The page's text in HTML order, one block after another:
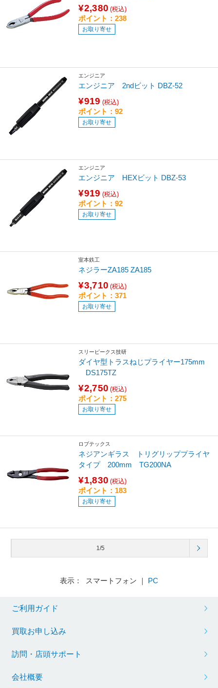
¥2,380 (税込)
ポイント：238
お取り寄せ
エンジニア
エンジニア 2ndビット DBZ-52
¥919 (税込)
ポイント：92
お取り寄せ
エンジニア
エンジニア HEXビット DBZ-53
¥919 (税込)
ポイント：92
お取り寄せ
室本鉄工
ネジラーZA185 ZA185
¥3,710 (税込)
ポイント：371
お取り寄せ
スリーピークス技研
ダイヤ型トラスねじプライヤー175mm
DS175TZ
¥2,750 (税込)
ポイント：275
お取り寄せ
ロブテックス
ネジアンギラス トリグリッププライヤ
タイプ 200mm TG200NA
¥1,830 (税込)
ポイント：183
お取り寄せ
1/5
表示： スマートフォン ｜ PC
ご利用ガイド
買取お申し込み
訪問・店頭サポート
会社概要